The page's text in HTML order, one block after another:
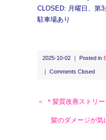
CLOSED: 月曜日、第3
駐車場あり
2025-10-02 ｜ Posted in
Comments Closed
＜ ＊髪質改善ストリー
髪のダメージが気